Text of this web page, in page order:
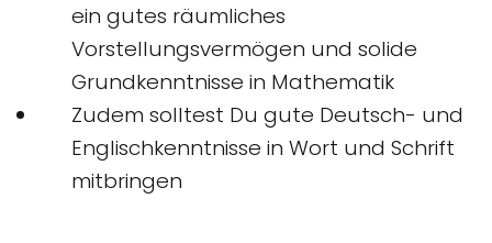
ein gutes räumliches
Vorstellungsvermögen und solide
Grundkenntnisse in Mathematik
Zudem solltest Du gute Deutsch- und
Englischkenntnisse in Wort und Schrift
mitbringen